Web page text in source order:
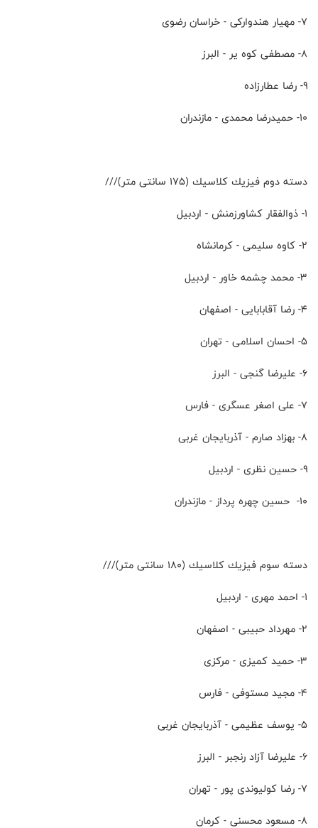
۷- مهيار هندواركى - خراسان رضوى
۸- مصطفى كوه ير - البرز
۹- رضا عطارزاده
۱۰- حميدرضا محمدى - مازندران
دسته دوم فيزيك كلاسيك (۱۷۵ سانتی متر)///
۱- ذوالفقار كشاورزمنش - اردبيل
۲- كاوه سليمى - كرمانشاه
۳- محمد چشمه خاور - اردبيل
۴- رضا آقابابايى - اصفهان
۵- احسان اسلامى - تهران
۶- عليرضا گنجى - البرز
۷- على اصغر عسگرى - فارس
۸- بهزاد صارم - آذربايجان غربى
۹- حسين نظرى - اردبيل
۱۰- حسين چهره پرداز - مازندران
دسته سوم فيزيك كلاسيك (١٨٠ سانتى متر)///
۱- احمد مهرى - اردبيل
۲- مهرداد حبيبى - اصفهان
۳- حميد كميزى - مركزى
۴- مجيد مستوفى - فارس
۵- يوسف عظيمى - آذربايجان غربى
۶- عليرضا آزاد رنجبر - البرز
۷- رضا كوليوندى پور - تهران
۸- مسعود محسنى - كرمان